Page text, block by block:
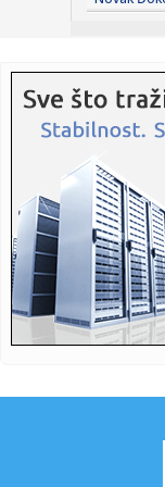
17:07: Moto
17:06:
17:03:Preokret
minu...
17:00:Mislili su
bez ...
17:00:
protiv dezin...